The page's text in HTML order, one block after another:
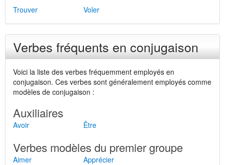
Trouver
Voler
Verbes fréquents en conjugaison
Voici la liste des verbes fréquemment employés en
conjugaison. Ces verbes sont généralement employés comme
modèles de conjugaison :
Auxiliaires
Avoir Être
Verbes modèles du premier groupe
Aimer
Apprécier